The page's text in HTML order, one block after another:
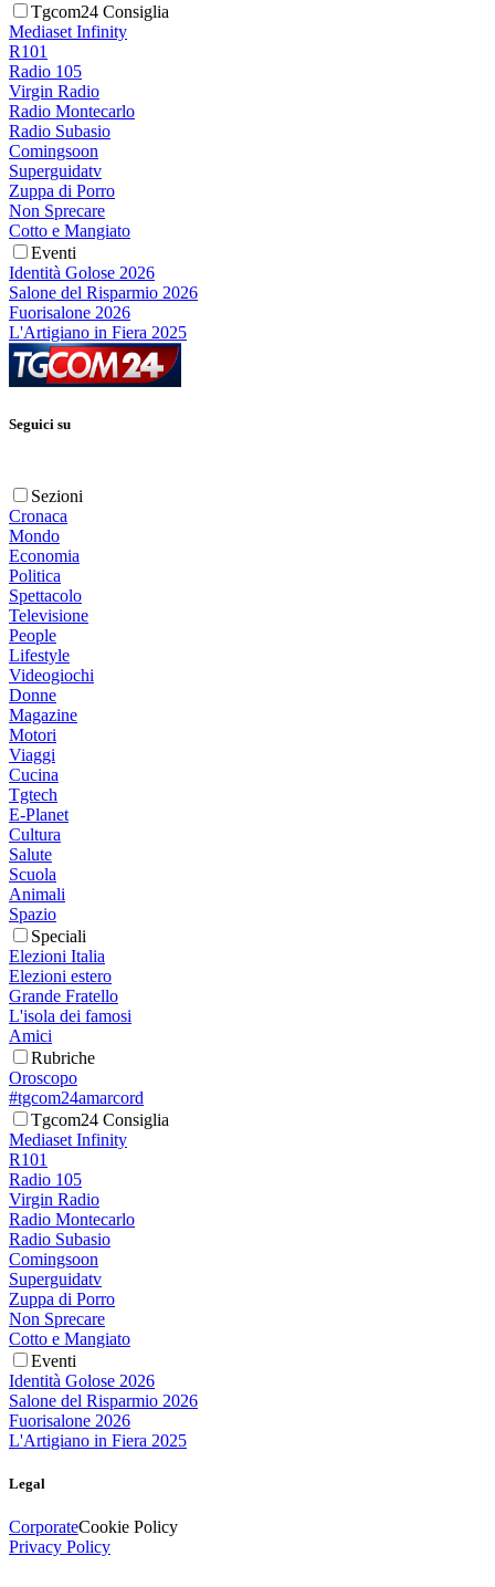
Tgcom24 Consiglia
Mediaset Infinity
R101
Radio 105
Virgin Radio
Radio Montecarlo
Radio Subasio
Comingsoon
Superguidatv
Zuppa di Porro
Non Sprecare
Cotto e Mangiato
Eventi
Identità Golose 2026
Salone del Risparmio 2026
Fuorisalone 2026
L'Artigiano in Fiera 2025
Seguici su
Sezioni
Cronaca
Mondo
Economia
Politica
Spettacolo
Televisione
People
Lifestyle
Videogiochi
Donne
Magazine
Motori
Viaggi
Cucina
Tgtech
E-Planet
Cultura
Salute
Scuola
Animali
Spazio
Speciali
Elezioni Italia
Elezioni estero
Grande Fratello
L'isola dei famosi
Amici
Rubriche
Oroscopo
#tgcom24amarcord
Tgcom24 Consiglia
Mediaset Infinity
R101
Radio 105
Virgin Radio
Radio Montecarlo
Radio Subasio
Comingsoon
Superguidatv
Zuppa di Porro
Non Sprecare
Cotto e Mangiato
Eventi
Identità Golose 2026
Salone del Risparmio 2026
Fuorisalone 2026
L'Artigiano in Fiera 2025
Legal
CorporateCookie Policy
Privacy Policy